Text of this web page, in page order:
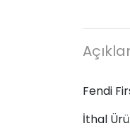
Fendi
İthal